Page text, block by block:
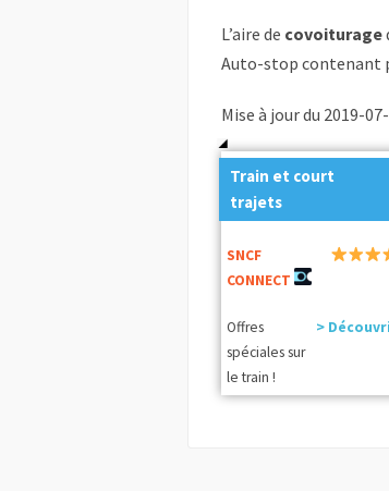
L’aire de covoiturage
Auto-stop contenant
Mise à jour du 2019-
Train et court
trajets
SNCF
CONNECT
Offres
spéciales sur
le train !
>